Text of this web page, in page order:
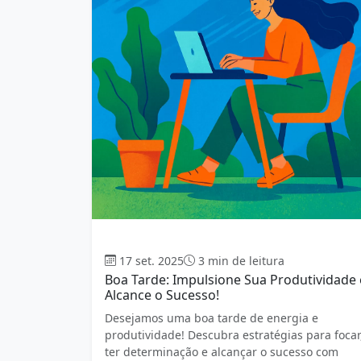
17 set. 2025 3 min de leitura
Boa Tarde: Impulsione Sua Produtividade
Alcance o Sucesso!
Desejamos uma boa tarde de energia e
produtividade! Descubra estratégias para
ter determinação e alcançar o sucesso com